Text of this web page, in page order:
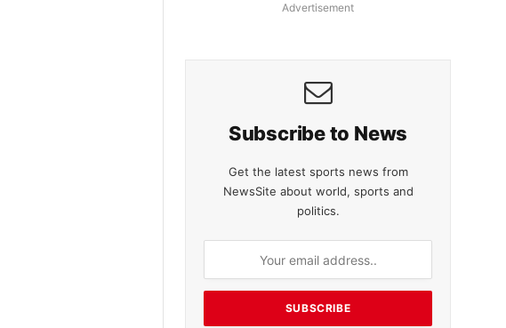
Advertisement
Subscribe to News
Get the latest sports news from
NewsSite about world, sports and
politics.